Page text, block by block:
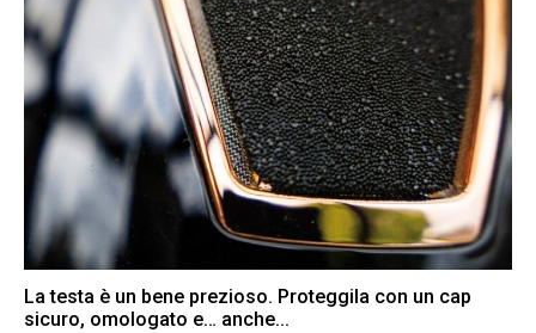
La testa è un bene prezioso. Proteggila con un cap
sicuro, omologato e… anche...